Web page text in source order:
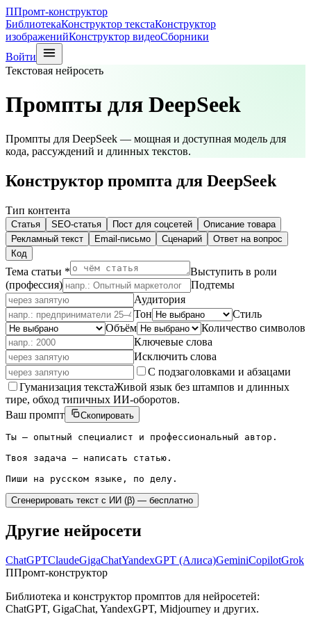
ППромт-конструктор
БиблиотекаКонструктор текстаКонструктор
изображенийКонструктор видеоСборники
Войти
Текстовая нейросеть
Промпты для DeepSeek
Промпты для DeepSeek — мощная и доступная модель для
кода, рассуждений и длинных текстов.
Конструктор промпта для DeepSeek
Тип контента
Статья SEO-статья Пост для соцсетей
Описание товара
Рекламный текст
Email-письмо Сценарий
Ответ на вопрос
Код
Тема статьи *
Выступить в роли
(профессия)
Подтемы
Аудитория
Тон
Стиль
Объём
Количество символов
Ключевые слова
Исключить слова
С подзаголовками и абзацами
Гуманизация текстаЖивой язык без штампов и длинных
тире, обход типичных ИИ-оборотов.
Ваш промпт
Скопировать
Ты — опытный специалист и профессиональный автор.
Твоя задача — написать статью.
Пиши на русском языке, по делу.
Сгенерировать текст с ИИ (β) — бесплатно
Другие нейросети
ChatGPTClaudeGigaChatYandexGPT (Алиса)GeminiCopilotGrok
ППромт-конструктор
Библиотека и конструктор промптов для нейросетей:
ChatGPT, GigaChat, YandexGPT, Midjourney и других.